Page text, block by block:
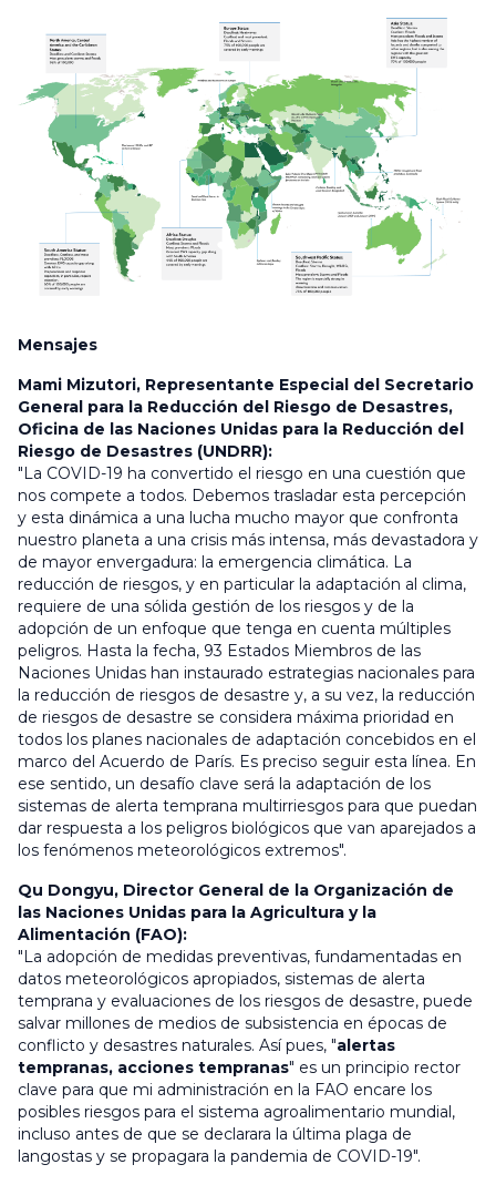
Mensajes
Mami Mizutori, Representante Especial del Secretario
General para la Reducción del Riesgo de Desastres,
Oficina de las Naciones Unidas para la Reducción del
Riesgo de Desastres (UNDRR):
"La COVID-19 ha convertido el riesgo en una cuestión que
nos compete a todos. Debemos trasladar esta percepción
y esta dinámica a una lucha mucho mayor que confronta
nuestro planeta a una crisis más intensa, más devastadora y
de mayor envergadura: la emergencia climática. La
reducción de riesgos, y en particular la adaptación al clima,
requiere de una sólida gestión de los riesgos y de la
adopción de un enfoque que tenga en cuenta múltiples
peligros. Hasta la fecha, 93 Estados Miembros de las
Naciones Unidas han instaurado estrategias nacionales para
la reducción de riesgos de desastre y, a su vez, la reducción
de riesgos de desastre se considera máxima prioridad en
todos los planes nacionales de adaptación concebidos en el
marco del Acuerdo de París. Es preciso seguir esta línea. En
ese sentido, un desafío clave será la adaptación de los
sistemas de alerta temprana multirriesgos para que puedan
dar respuesta a los peligros biológicos que van aparejados a
los fenómenos meteorológicos extremos".
Qu Dongyu, Director General de la Organización de
las Naciones Unidas para la Agricultura y la
Alimentación (FAO):
"La adopción de medidas preventivas, fundamentadas en
datos meteorológicos apropiados, sistemas de alerta
temprana y evaluaciones de los riesgos de desastre, puede
salvar millones de medios de subsistencia en épocas de
conflicto y desastres naturales. Así pues, "alertas
tempranas, acciones tempranas" es un principio rector
clave para que mi administración en la FAO encare los
posibles riesgos para el sistema agroalimentario mundial,
incluso antes de que se declarara la última plaga de
langostas y se propagara la pandemia de COVID-19".